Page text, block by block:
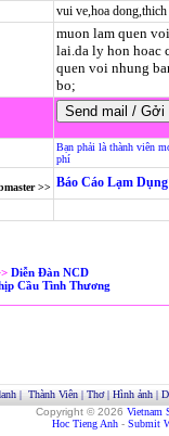
vui ve,hoa
muon lam quen
lai.da ly hon hoac
quen voi nhung
bo;
Bạn phải là thành viên
phí
>> Báo Cáo Lạm
Diễn Đàn NCD
Cầu Tình Thương
| Thành Viên| Thơ| Hình ảnh|
Copyright © 2026 Vietnam
Hoc Tieng Anh - Submit